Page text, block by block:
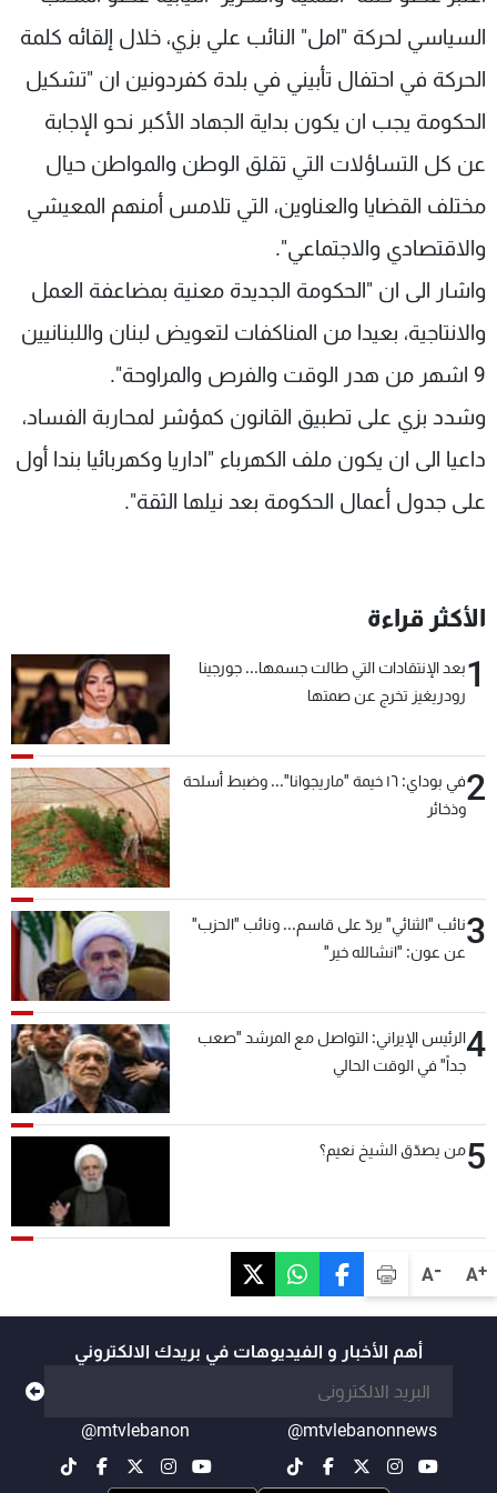
A+
A-
السياسي لحركة "امل" النائب علي بزي، خلال إلقائه كلمة
الحركة في احتفال تأبيني في بلدة كفردونين ان "تشكيل
الحكومة يجب ان يكون بداية الجهاد الأكبر نحو الإجابة
عن كل التساؤلات التي تقلق الوطن والمواطن حيال
مختلف القضايا والعناوين، التي تلامس أمنهم المعيشي
والاقتصادي والاجتماعي".
واشار الى ان "الحكومة الجديدة معنية بمضاعفة العمل
والانتاجية، بعيدا من المناكفات لتعويض لبنان واللبنانيين
9 اشهر من هدر الوقت والفرص والمراوحة".
وشدد بزي على تطبيق القانون كمؤشر لمحاربة الفساد،
داعيا الى ان يكون ملف الكهرباء "اداريا وكهربائيا بندا أول
على جدول أعمال الحكومة بعد نيلها الثقة".
الأكثر قراءة
1بعد الإنتقادات التي طالت جسمها... جورجينا
رودريغيز تخرج عن صمتها
2
في بوداي: ١٦ خيمة "ماريجوانا"... وضبط أسلحة
وذخائر
3نائب "الثنائي" يردّ على قاسم... ونائب "الحزب"
عن عون: "انشالله خير"
4الرئيس الإيراني: التواصل مع المرشد "صعب
جداً" في الوقت الحالي
5من يصدّق الشيخ نعيم؟
أهم الأخبار و الفيديوهات في بريدك الالكتروني
@mtvlebanonnews
@mtvlebanon
شاهد البرامج
الترددات
عن MTV
لاعلاناتكم
وظائف
شروط الإسـتخدام
سياسة الخصوصية